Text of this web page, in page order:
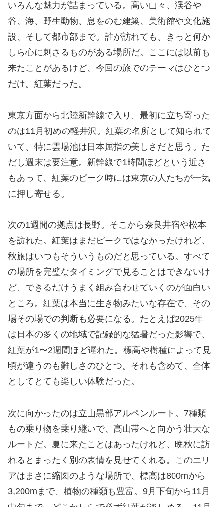
いろんな魅力が詰まっている。高い山々、渓谷や
谷、海、野生動物、息をのむ建築、美術館や文化施
設、そして都市部まで。誰が訪れても、きっと何か
しら心に刺さるものがある場所だ。ここには以前も
来たことがあるけど、今回の旅でのテーマはひとつ
だけ。紅葉だった。
東京方面から北陸新幹線で入り、最初に立ち寄った
のは11月初めの軽井沢。紅葉の名所として知られて
いて、特に雲場池は日本屈指の美しさだと思う。た
だし週末は要注意。新幹線で1時間ほどという近さ
もあって、紅葉のピーク時には東京の人たちが一気
に押し寄せる。
次の1週間の拠点は長野。そこから奈良井宿や松本
を訪れた。紅葉はまだピークではなかったけれど、
秋旅はいつもそういうものだと思っている。すべて
の場所を完璧なタイミングで見ることはできないけ
ど、できるだけうまく組み合わせていくのが面白い
ところ。紅葉は本当に生き物みたいな存在で、その
場その場での判断も必要になる。たとえば2025年
は日本の多くの地域で記録的な猛暑だった影響で、
紅葉が1〜2週間ほど遅れた。標高や樹種によって見
頃が違うのも難しさのひとつ。それも含めて、全体
としてとても楽しい体験だった。
次に向かったのは立山黒部アルペンルート。7種類
もの乗り物を乗り継いで、高山帯へと向かう壮大な
ルートだ。夏に来たことはあったけれど、晩秋に訪
れるとまったく別の表情を見せてくれる。このエリ
アはまさに縮図のような場所で、標高は800mから
3,200mまで、植物の種類も豊富。9月下旬から11月